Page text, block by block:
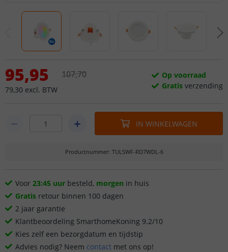
95,95
79,30 excl. BTW
107,70
Op voorraad
Gratis verzending
IN WINKELWAGEN
Productnummer: TULSWF-RD7WDL-6
Voor 23:45 uur besteld, morgen in huis
Gratis retour binnen 100 dagen
2 jaar garantie
Klantbeoordeling SmarthomeKoning 9.2/10
Kies zelf een bezorgdatum en tijdstip
Advies nodig? Neem contact met ons op!